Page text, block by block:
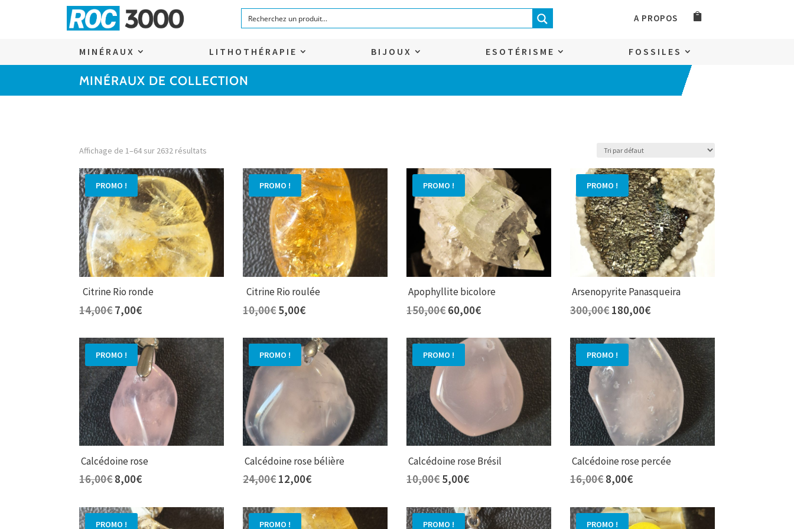
A PROPOS
MINÉRAUX LITHOTHÉRAPIE BIJOUX ESOTÉRISME FOSSILES
MINÉRAUX DE COLLECTION
Affichage de 1–64 sur 2632 résultats
PROMO !
Citrine Rio ronde
14,00€Le
initial
était :
14,00€.
7,00€Le
actuel
est :
7,00€.
PROMO !
Citrine Rio roulée
10,00€Le
initial
était :
10,00€.
5,00€Le
actuel
est :
5,00€.
PROMO !
Apophyllite bicolore
150,00€ Le
initial
était :
150,00€.
60,00€Le
actuel
est :
60,00€.
PROMO !
Arsenopyrite Panasqueira
300,00€ Le
initial
était :
300,00€.
180,00€Le
actuel
est :
180,00€.
PROMO !
Calcédoine rose
16,00€Le
initial
était :
8,00€Le
actuel
est :
PROMO !
Calcédoine rose bélière
24,00€Le
initial
était :
12,00€Le
actuel
est :
PROMO !
Calcédoine rose Brésil
10,00€ Le
initial
était :
5,00€Le
actuel
est :
PROMO !
Calcédoine rose percée
16,00€ Le
initial
était :
8,00€Le
actuel
est :
PROMO ! PROMO ! PROMO ! PROMO !